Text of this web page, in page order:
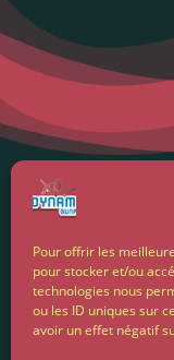
Pour offrir les
pour stocker et/ou
technologies nous
ou les ID uniques sur
avoir un effet négatif